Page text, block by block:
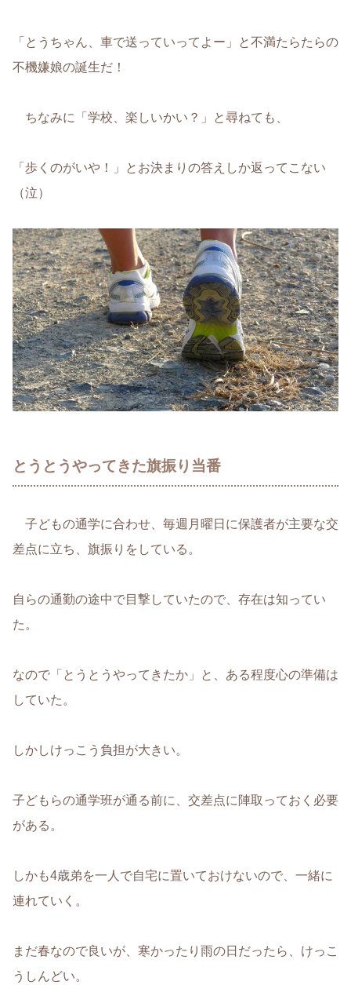
「とうちゃん、車で送っていってよー」と不満たらたらの
不機嫌娘の誕生だ！
ちなみに「学校、楽しいかい？」と尋ねても、
「歩くのがいや！」とお決まりの答えしか返ってこない
（泣）
とうとうやってきた旗振り当番
子どもの通学に合わせ、毎週月曜日に保護者が主要な交
差点に立ち、旗振りをしている。
自らの通勤の途中で目撃していたので、存在は知ってい
た。
なので「とうとうやってきたか」と、ある程度心の準備は
していた。
しかしけっこう負担が大きい。
子どもらの通学班が通る前に、交差点に陣取っておく必要
がある。
しかも4歳弟を一人で自宅に置いておけないので、一緒に
連れていく。
まだ春なので良いが、寒かったり雨の日だったら、けっこ
うしんどい。